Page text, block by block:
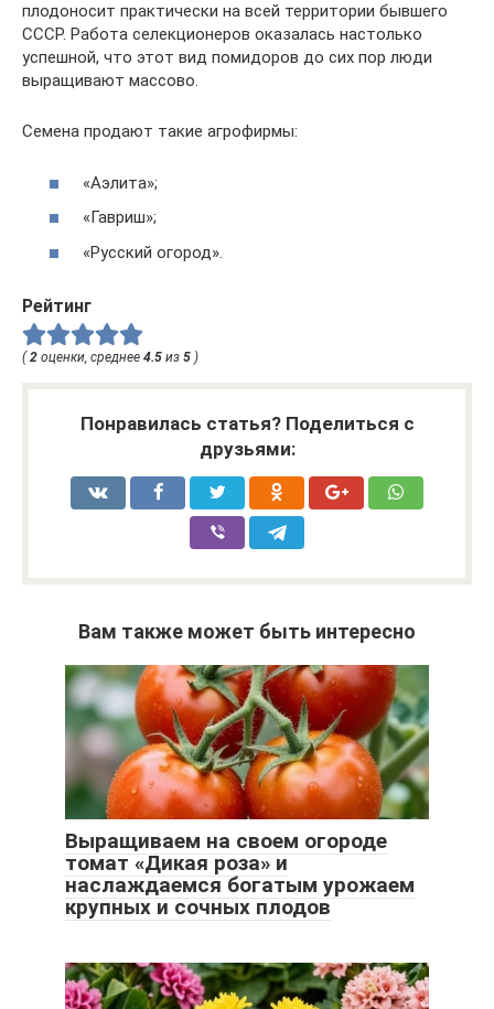
плодоносит практически на всей территории бывшего
СССР. Работа селекционеров оказалась настолько
успешной, что этот вид помидоров до сих пор люди
выращивают массово.
Семена продают такие агрофирмы:
«Аэлита»;
«Гавриш»;
«Русский огород».
Рейтинг
( 2 оценки, среднее 4.5 из 5 )
Понравилась статья? Поделиться с
друзьями:
Вам также может быть интересно
Выращиваем на своем огороде
томат «Дикая роза» и
наслаждаемся богатым урожаем
крупных и сочных плодов